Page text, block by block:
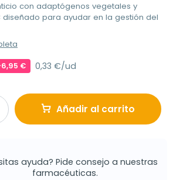
con adaptógenos vegetales y
diseñado para ayudar en la gestión del
€ 0,33 €/ud
Añadir al carrito
ayuda? Pide consejo a nuestras
farmacéuticas.